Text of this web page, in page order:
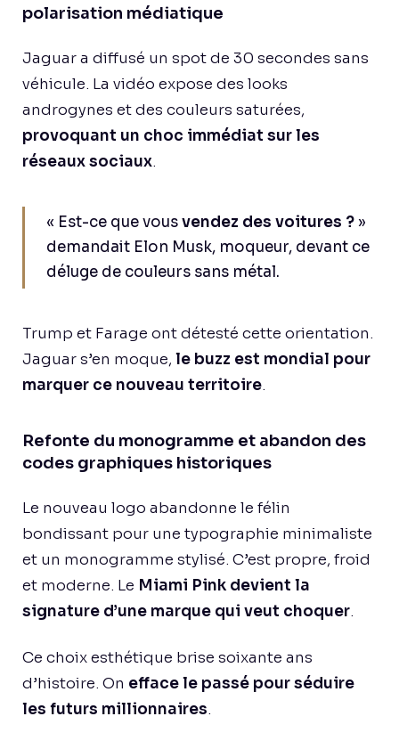
polarisation médiatique
Jaguar a diffusé un spot de 30 secondes sans
véhicule. La vidéo expose des looks
androgynes et des couleurs saturées,
provoquant un choc immédiat sur les
réseaux sociaux.
« Est-ce que vousvendez des voitures ? »
demandait Elon Musk, moqueur, devant ce
déluge de couleurs sans métal.
Trump et Farage ont détesté cette orientation.
Jaguar s’en moque, le buzz est mondial pour
marquer ce nouveau territoire.
Refonte du monogramme et abandon des
codes graphiques historiques
Le nouveau logo abandonne le félin
bondissant pour une typographie minimaliste
et un monogramme stylisé. C’est propre, froid
et moderne. Le Miami Pink devient la
signature d’une marque qui veut choquer.
Ce choix esthétique brise soixante ans
d’histoire. On efface le passé pour séduire
les futurs millionnaires.